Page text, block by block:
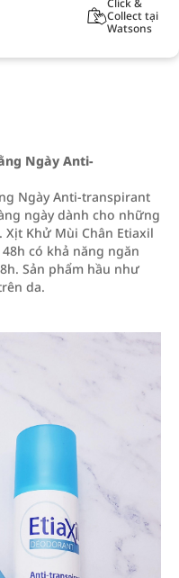
Click &
Collect tại
Watsons
Ngày Anti-
Ngày Anti-transpirant
ngày dành cho những
Khử Mùi Chân Etiaxil
có khả năng ngăn
Sản phẩm hầu như
da.